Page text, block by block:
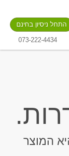
התחל ניסיון בחינם
073-222-4434
המוצר